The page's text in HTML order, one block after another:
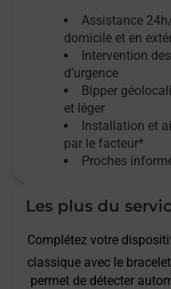
Assistance
domicile et en
Intervention
d’urgence
Bipper
et léger
Installation et
par le facteur*
Proches
Les plus du
Complétez votre
classique avec le
permet de détecter